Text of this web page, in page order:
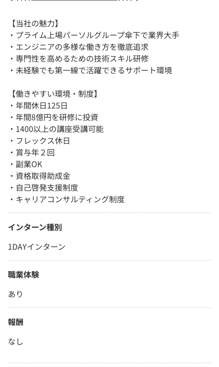
【当社の魅力】
・プライム上場パーソルグループ傘下で業界大手
・エンジニアの多様な働き方を徹底追求
・専門性を高めるための技術スキル研修
・未経験でも第一線で活躍できるサポート環境
【働きやすい環境・制度】
・年間休日125日
・年間8億円を研修に投資
・1400以上の講座受講可能
・フレックス休日
・賞与年２回
・副業OK
・資格取得助成金
・自己啓発支援制度
・キャリアコンサルティング制度
インターン種別
1DAYインターン
職業体験
あり
報酬
なし